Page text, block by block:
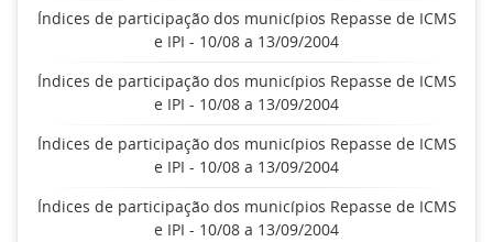
Índices de participação dos municípios Repasse de ICMS
e IPI - 10/08 a 13/09/2004
Índices de participação dos municípios Repasse de ICMS
e IPI - 10/08 a 13/09/2004
Índices de participação dos municípios Repasse de ICMS
e IPI - 10/08 a 13/09/2004
Índices de participação dos municípios Repasse de ICMS
e IPI - 10/08 a 13/09/2004